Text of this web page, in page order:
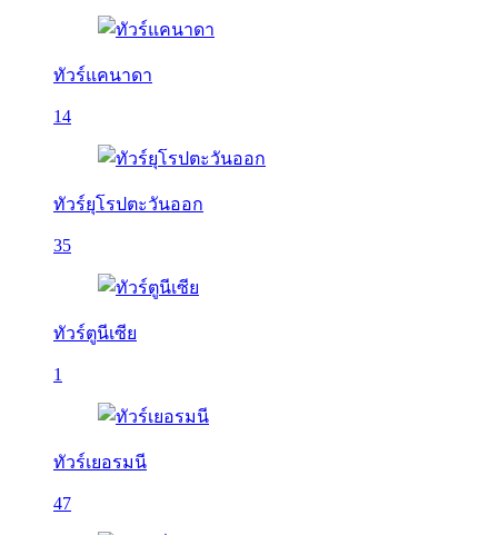
ทัวร์แคนาดา
14
ทัวร์ยุโรปตะวันออก
35
ทัวร์ตูนีเซีย
1
ทัวร์เยอรมนี
47